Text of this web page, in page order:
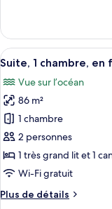
chambres
le
type
de
Suite
Panoramique,
4
chambres
Afficher
toutes
les
photos
pour
ce
type
de
chambre :
Suite,
11
Suite, 1 chambre,
Vue sur l’océan
86 m²
1 chambre
2 personnes
1 très grand lit et 1
Wi-Fi gratuit
Plus de détails
Plus